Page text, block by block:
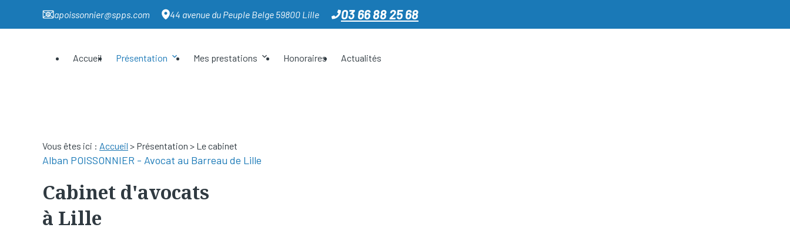
apoissonnier@spps.com 44 avenue du Peuple Belge 59800 Lille 03 66 88 25 68
Accueil Présentation Mes prestations Honoraires Actualités
Vous êtes ici : Accueil > Présentation > Le cabinet
Cabinet d'avocats
à Lille